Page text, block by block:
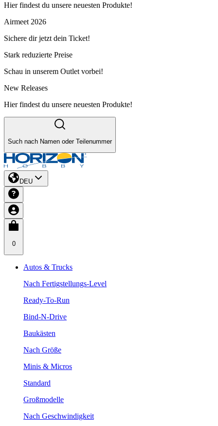
Hier findest du unsere neuesten Produkte!
Airmeet 2026
Sichere dir jetzt dein Ticket!
Stark reduzierte Preise
Schau in unserem Outlet vorbei!
New Releases
Hier findest du unsere neuesten Produkte!
Such nach Namen oder Teilenummer
DEU
0
Autos & Trucks
Nach Fertigstellungs-Level
Ready-To-Run
Bind-N-Drive
Baukästen
Nach Größe
Minis & Micros
Standard
Großmodelle
Nach Geschwindigkeit